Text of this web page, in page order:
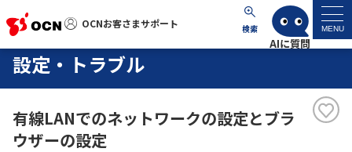
OCNお客さまサポート 検索 MENU
OCNお客さまサポート
サポートトップ
設定・トラブル
有線LANでのネットワークの設定とブラ
ウザーの設定